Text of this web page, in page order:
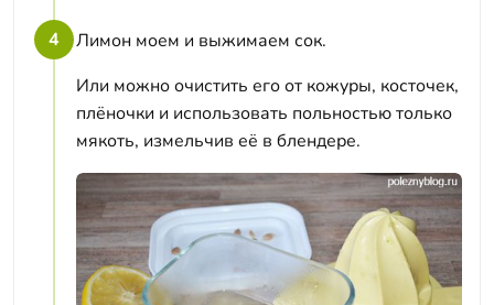
4
Лимон моем и выжимаем сок.
Или можно очистить его от кожуры, косточек,
плёночки и использовать польностью только
мякоть, измельчив её в блендере.